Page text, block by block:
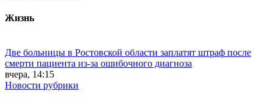
Жизнь
Две больницы в Ростовской области заплатят штраф после
смерти пациента из-за ошибочного диагноза
вчера, 14:15
Новости рубрики